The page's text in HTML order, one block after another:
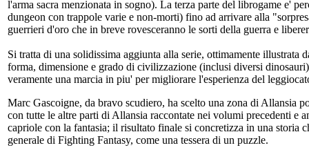
l'arma sacra menzionata in sogno). La terza parte del librogame e'
dungeon con trappole varie e non-morti) fino ad arrivare alla
guerrieri d'oro che in breve rovesceranno le sorti della guerra e
Si tratta di una solidissima aggiunta alla serie, ottimamente
forma, dimensione e grado di civilizzazione (inclusi diversi
veramente una marcia in piu' per migliorare l'esperienza del
Marc Gascoigne, da bravo scudiero, ha scelto una zona di Allansia
con tutte le altre parti di Allansia raccontate nei volumi precedenti e
capriole con la fantasia; il risultato finale si concretizza in una storia
generale di Fighting Fantasy, come una tessera di un puzzle.